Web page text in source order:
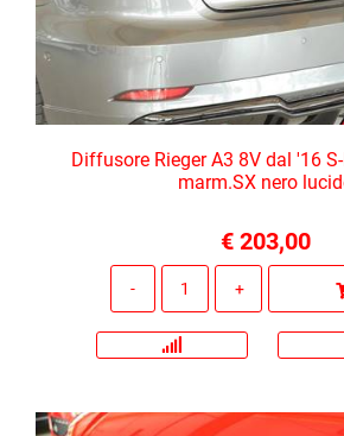
Diffusore Rieger A3 8V dal '16
marm.SX nero
€ 203,00